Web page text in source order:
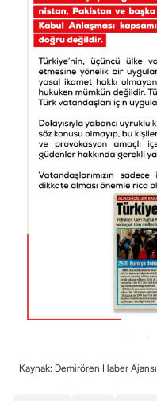
Kaynak: Demirören Haber Ajansı